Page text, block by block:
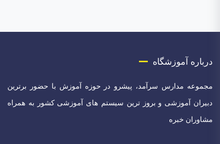
درباره آموزشگاه
مجموعه مدارس سرآمد، پیشرو در حوزه آموزش با حضور برترین
دبیران آموزشی و بروز ترین سیستم های آموزشی کشور به همراه
مشاوران خبره